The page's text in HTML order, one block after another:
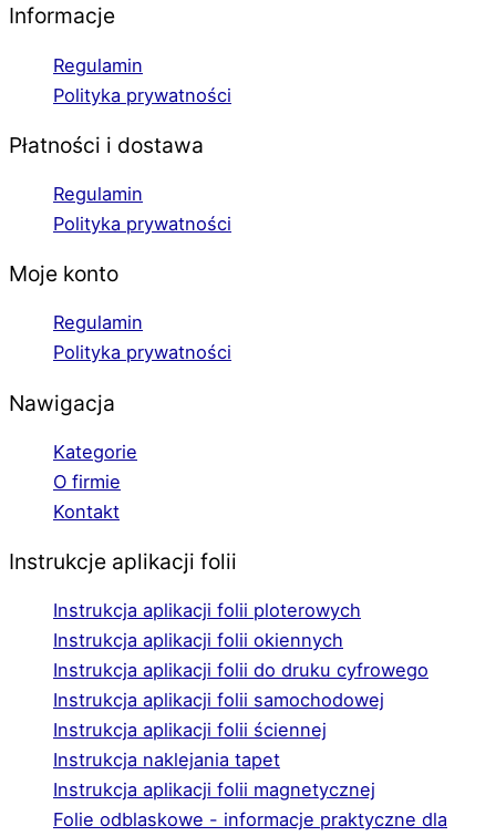
Informacje
Regulamin
Polityka prywatności
Płatności i dostawa
Regulamin
Polityka prywatności
Moje konto
Regulamin
Polityka prywatności
Nawigacja
Kategorie
O firmie
Kontakt
Instrukcje aplikacji folii
Instrukcja aplikacji folii ploterowych
Instrukcja aplikacji folii okiennych
Instrukcja aplikacji folii do druku cyfrowego
Instrukcja aplikacji folii samochodowej
Instrukcja aplikacji folii ściennej
Instrukcja naklejania tapet
Instrukcja aplikacji folii magnetycznej
Folie odblaskowe - informacje praktyczne dla